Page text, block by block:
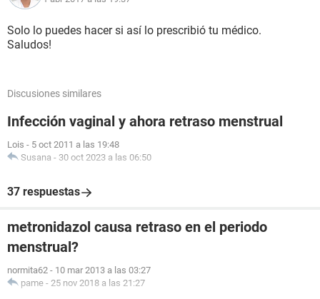
Solo lo puedes hacer si así lo prescribió tu médico.
Saludos!
Discusiones similares
Infección vaginal y ahora retraso menstrual
Lois - 5 oct 2011 a las 19:48
Susana - 30 oct 2023 a las 06:50
37 respuestas
metronidazol causa retraso en el periodo
menstrual?
normita62 - 10 mar 2013 a las 03:27
pame - 25 nov 2018 a las 21:27